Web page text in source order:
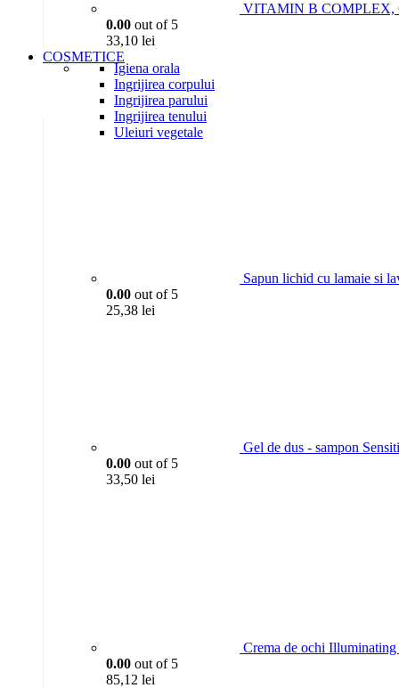
VITAMIN B COMPLEX,
0.00 out of 5
33,10 lei
COSMETICE
Igiena orala
Ingrijirea corpului
Ingrijirea parului
Ingrijirea tenului
Uleiuri vegetale
Sapun lichid cu lamaie si
0.00 out of 5
25,38 lei
Gel de dus - sampon
0.00 out of 5
33,50 lei
Crema de ochi
0.00 out of 5
85,12 lei